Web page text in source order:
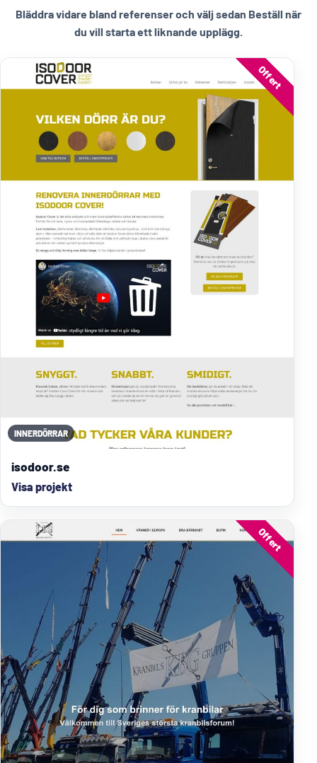
Bläddra vidare bland referenser och välj sedan Beställ när
du vill starta ett liknande upplägg.
INNERDÖRRAR
Offert
isodoor.se
Visa projekt
Offert